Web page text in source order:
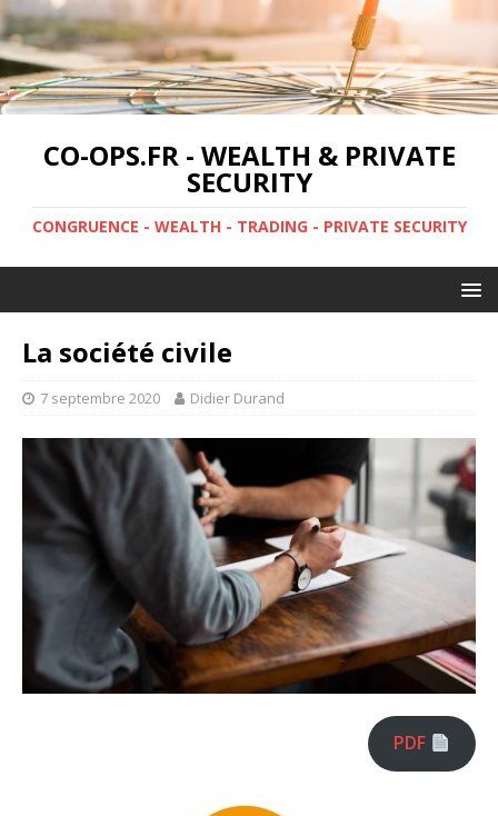
CO-OPS.FR - WEALTH & PRIVATE
SECURITY
CONGRUENCE - WEALTH - TRADING - PRIVATE SECURITY
La société civile
7 septembre 2020 Didier Durand
PDF